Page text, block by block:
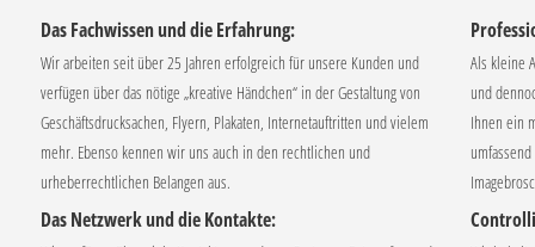
Das Fachwissen und die Erfahrung:
Wir arbeiten seit über 25 Jahren erfolgreich für unsere Kunden und
verfügen über das nötige „kreative Händchen“ in der Gestaltung von
Geschäftsdrucksachen, Flyern, Plakaten, Internetauftritten und vielem
mehr. Ebenso kennen wir uns auch in den rechtlichen und
urheberrechtlichen Belangen aus.
Das Netzwerk und die Kontakte:
Als kleine
und
Ihnen ein